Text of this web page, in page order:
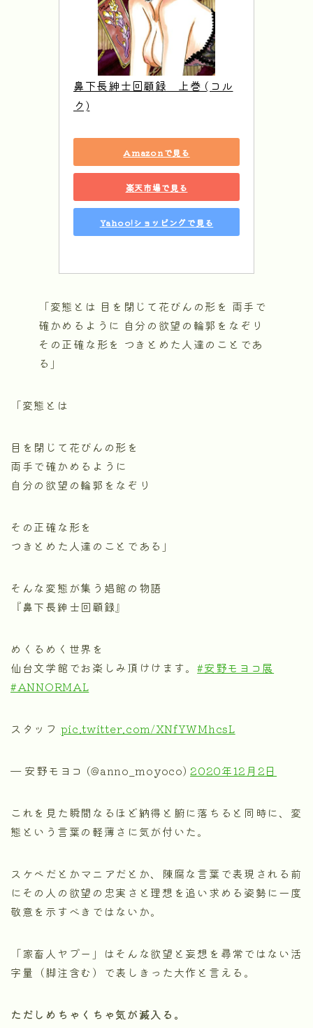
鼻下長紳士回顧録　上巻 (コル
ク)
Amazonで見る
楽天市場で見る
Yahoo!ショッピングで見る
「変態とは 目を閉じて花びんの形を 両手で
確かめるように 自分の欲望の輪郭をなぞり
その正確な形を つきとめた人達のことであ
る」
「変態とは
目を閉じて花びんの形を
両手で確かめるように
自分の欲望の輪郭をなぞり
その正確な形を
つきとめた人達のことである」
そんな変態が集う娼館の物語
『鼻下長紳士回顧録』
めくるめく世界を
仙台文学館でお楽しみ頂けけます。#安野モヨコ展
#ANNORMAL
スタッフ pic.twitter.com/XNfYWMhcsL
— 安野モヨコ (@anno_moyoco)2020年12月2日
これを見た瞬間なるほど納得と腑に落ちると同時に、変
態という言葉の軽薄さに気が付いた。
スケベだとかマニアだとか、陳腐な言葉で表現される前
にその人の欲望の忠実さと理想を追い求める姿勢に一度
敬意を示すべきではないか。
「家畜人ヤプー」はそんな欲望と妄想を尋常ではない活
字量（脚注含む）で表しきった大作と言える。
ただしめちゃくちゃ気が滅入る。